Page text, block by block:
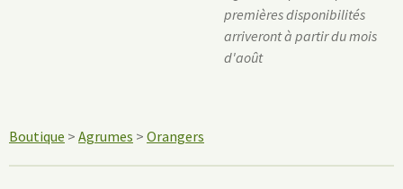
premières disponibilités
arriveront à partir du mois
d'août
Boutique > Agrumes > Orangers